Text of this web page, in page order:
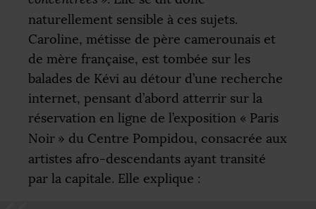
naturellement sensible à ces sujets.
Caroline, métisse de père camerounais et
de mère française, est tombée sur les
balades de Kévi au détour d’une recherche
internet, pensant d’abord atterrir sur la
réservation en ligne de l’exposition « Paris
Noir » du Centre Pompidou, consacrée aux
artistes afro-descendants ayant transité
par la capitale. Elle explique :